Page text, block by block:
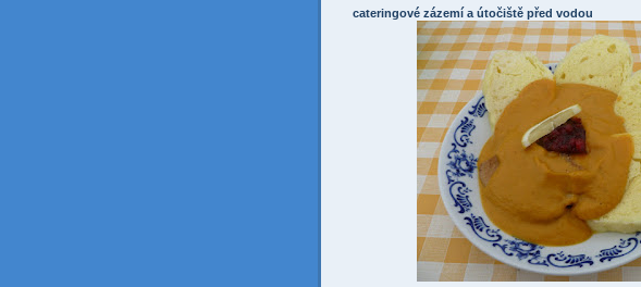
cateringové zázemí a útočiště před vodou